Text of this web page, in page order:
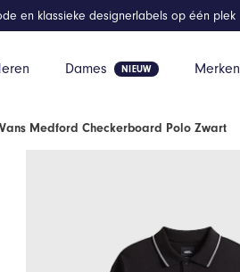
Dames Merken
en klassieke designerlabels op één plek
Vans Medford Checkerboard Polo Zwart